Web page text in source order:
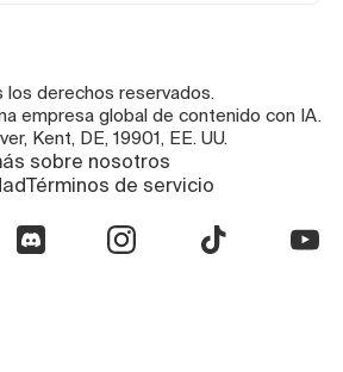
los derechos reservados.
empresa global de contenido con IA.
Kent, DE, 19901, EE. UU.
sobre nosotros
Términos de servicio